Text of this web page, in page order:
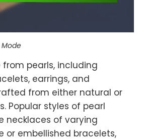
pearls, including
earrings, and
from either natural or
Popular styles of pearl
necklaces of varying
or embellished bracelets,